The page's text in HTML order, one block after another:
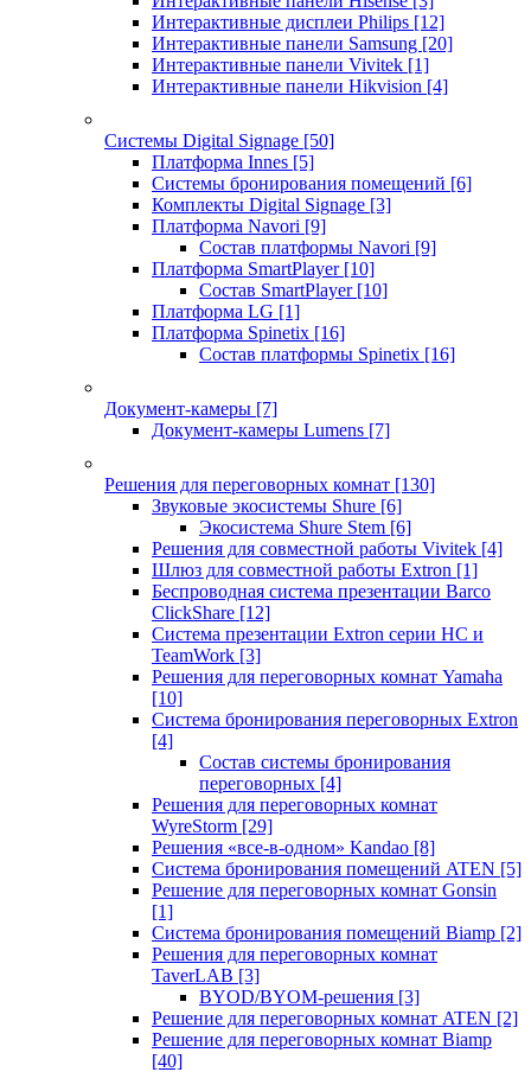
Интерактивные дисплеи Philips [12]
Интерактивные панели Samsung [20]
Интерактивные панели Vivitek [1]
Интерактивные панели Hikvision [4]
Системы Digital Signage [50]
Платформа Innes [5]
Системы бронирования помещений [6]
Комплекты Digital Signage [3]
Платформа Navori [9]
Состав платформы Navori [9]
Платформа SmartPlayer [10]
Состав SmartPlayer [10]
Платформа LG [1]
Платформа Spinetix [16]
Состав платформы Spinetix [16]
Документ-камеры [7]
Документ-камеры Lumens [7]
Решения для переговорных комнат [130]
Звуковые экосистемы Shure [6]
Экосистема Shure Stem [6]
Решения для совместной работы Vivitek [4]
Шлюз для совместной работы Extron [1]
Беспроводная система презентации Barco
ClickShare [12]
Система презентации Extron серии HC и
TeamWork [3]
Решения для переговорных комнат Yamaha
[10]
Система бронирования переговорных Extron
[4]
Состав системы бронирования
переговорных [4]
Решения для переговорных комнат
WyreStorm [29]
Решения «все-в-одном» Kandao [8]
Система бронирования помещений ATEN [5]
Решение для переговорных комнат Gonsin
[1]
Система бронирования помещений Biamp [2]
Решения для переговорных комнат
TaverLAB [3]
BYOD/BYOM-решения [3]
Решение для переговорных комнат ATEN [2]
Решение для переговорных комнат Biamp
[40]